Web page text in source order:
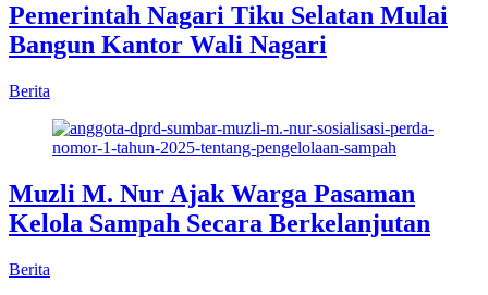
Pemerintah Nagari Tiku Selatan Mulai
Bangun Kantor Wali Nagari
Berita
Muzli M. Nur Ajak Warga Pasaman
Kelola Sampah Secara Berkelanjutan
Berita